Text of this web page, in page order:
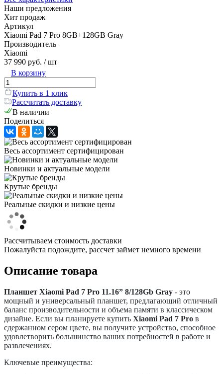
Наши предложения
Хит продаж
Артикул
Xiaomi Pad 7 Pro 8GB+128GB Gray
Производитель
Xiaomi
37 990 руб. / шт
В корзину
Купить в 1 клик
Рассчитать доставку
В наличии
Поделиться
Весь ассортимент сертифицирован
Новинки и актуальные модели
Крутые бренды
Реальные скидки и низкие цены
Рассчитываем стоимость доставки
Пожалуйста подождите, рассчет займет немного времени
Описание товара
Планшет Xiaomi Pad 7 Pro 11.16” 8/128Gb Gray - это
мощный и универсальный планшет, предлагающий отличный
баланс производительности и объема памяти в классическом
дизайне. Если вы планируете купить Xiaomi Pad 7 Pro в
сдержанном сером цвете, вы получите устройство, способное
удовлетворить большинство ваших потребностей в работе и
развлечениях.
Ключевые преимущества: